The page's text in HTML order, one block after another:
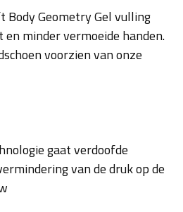
Body Geometry Gel vulling
minder vermoeide handen.
voorzien van onze
gaat verdoofde
van de druk op de